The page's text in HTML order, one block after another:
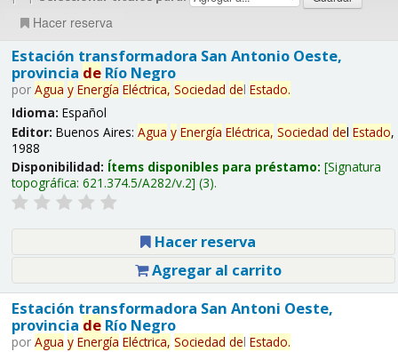
Hacer reserva
Estación transformadora San Antonio Oeste,
provincia deRío Negro
por Agua y Energía Eléctrica, Sociedad del Estado.
Idioma: Español
Editor: Buenos Aires: Agua y Energía Eléctrica, Sociedad del Estado,
1988
Disponibilidad: Ítems disponibles para préstamo: Signatura
topográfica: 621.374.5/A282/v.2 (3).
Hacer reserva
Agregar al carrito
Estación transformadora San Antoni Oeste,
provincia deRío Negro
por Agua y Energía Eléctrica, Sociedad del Estado.